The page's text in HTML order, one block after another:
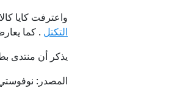
واعترفت كايا كالاس،
التكتل . كما
يذكر أن منتدى
المصدر: